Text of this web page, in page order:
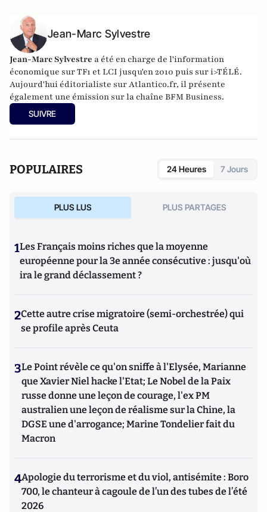
Jean-Marc Sylvestre
Jean-Marc Sylvestre a été en charge de l'information
économique sur TF1 et LCI jusqu'en 2010 puis sur i>TÉLÉ.
Aujourd'hui éditorialiste sur Atlantico.fr, il présente
également une émission sur la chaîne BFM Business.
SUIVRE
POPULAIRES 24 Heures 7 Jours
PLUS LUS PLUS PARTAGES
1Les Français moins riches que la moyenne
européenne pour la 3e année consécutive : jusqu'où
ira le grand déclassement ?
2Cette autre crise migratoire (semi-orchestrée) qui
se profile après Ceuta
3Le Point révèle ce qu'on sniffe à l'Elysée, Marianne
que Xavier Niel hacke l'Etat; Le Nobel de la Paix
russe donne une leçon de courage, l'ex PM
australien une leçon de réalisme sur la Chine, la
DGSE une d'arrogance; Marine Tondelier fait du
Macron
4Apologie du terrorisme et du viol, antisémite : Boro
700, le chanteur à cagoule de l’un des tubes de l’été
2026